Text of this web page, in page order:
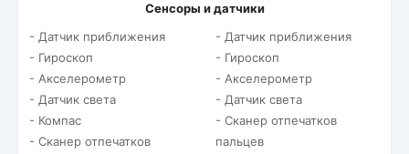
Сенсоры и датчики
- Датчик приближения
- Гироскоп
- Акселерометр
- Датчик света
- Компас
- Сканер отпечатков
- Датчик приближения
- Гироскоп
- Акселерометр
- Датчик света
- Сканер отпечатков
пальцев